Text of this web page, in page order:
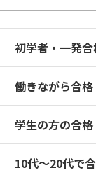
初学者・一発合
働きながら合格
学生の方の合格
10代～20代で